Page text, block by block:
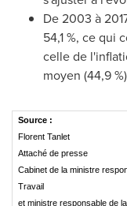
De 2003 à
54,1 %, ce qui
celle de
moyen (44,9
Source :
Florent Tanlet
Attaché de presse
Cabinet de la ministre
Travail
et ministre responsable de